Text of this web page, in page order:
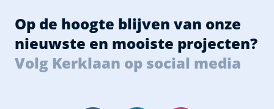
Op de hoogte blijven van onze
nieuwste en mooiste projecten?
Volg Kerklaan op social media